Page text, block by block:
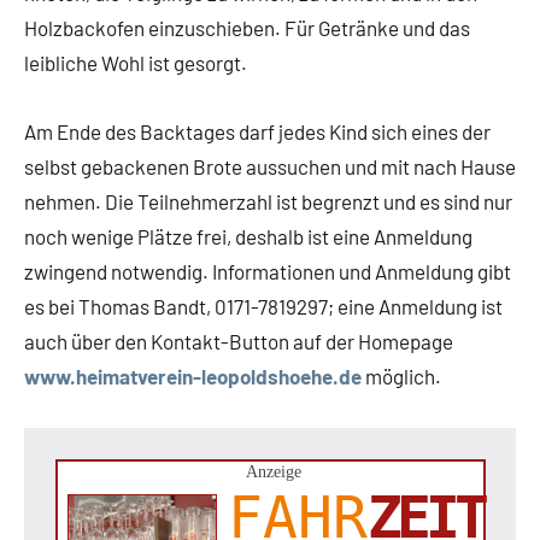
Holzbackofen einzuschieben. Für Getränke und das
leibliche Wohl ist gesorgt.
Am Ende des Backtages darf jedes Kind sich eines der
selbst gebackenen Brote aussuchen und mit nach Hause
nehmen. Die Teilnehmerzahl ist begrenzt und es sind nur
noch wenige Plätze frei, deshalb ist eine Anmeldung
zwingend notwendig. Informationen und Anmeldung gibt
es bei Thomas Bandt, 0171-7819297; eine Anmeldung ist
auch über den Kontakt-Button auf der Homepage
www.heimatverein-leopoldshoehe.de möglich.
Anzeige
FAHRZEIT